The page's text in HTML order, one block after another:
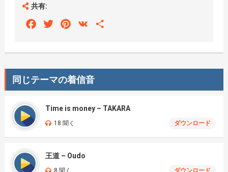
共有:
FacebookTwitterPinterest
VK
同じテーマの着信音
Time is money – TAKARA
18 聞く ダウンロード
王道 – Oudo
8 聞く ダウンロード